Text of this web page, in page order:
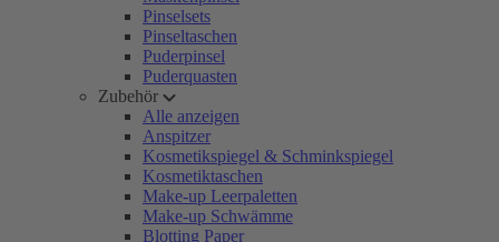
Pinselsets
Pinseltaschen
Puderpinsel
Puderquasten
Zubehör
Alle anzeigen
Anspitzer
Kosmetikspiegel & Schminkspiegel
Kosmetiktaschen
Make-up Leerpaletten
Make-up Schwämme
Blotting Paper